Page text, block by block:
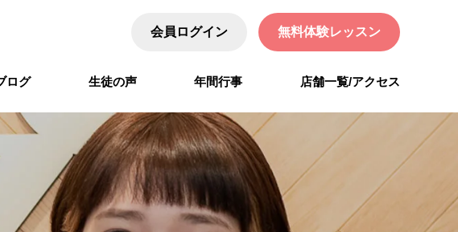
会員ログイン 無料体験レッスン
ログ 生徒の声 年間行事 店舗一覧/アクセス